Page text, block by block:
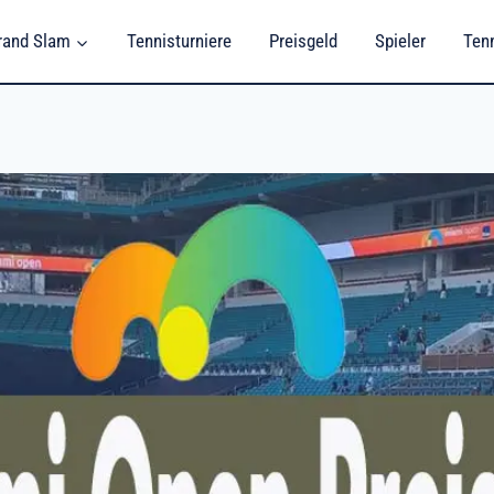
Slam Tennisturniere Preisgeld Spieler